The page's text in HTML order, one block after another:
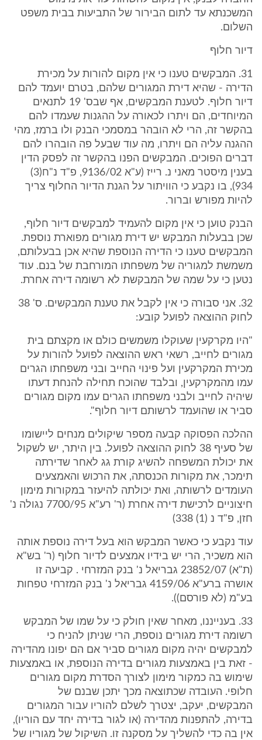
המשכנתא עד לתום הבירור של התביעות בבית משפט
השלום.
דיור חלוף
31. המבקשים טענו כי אין מקום להורות על מכירת
הדירה - שהיא דירת המגורים שלהם, בטרם יועמד להם
דיור חלוף. לטענת המבקשים, אף שבס' 19 לתנאים
המיוחדים, הם ויתרו לכאורה על ההגנות שעמדו להם
בהקשר זה, הרי לא הובהר במסמכי הבנק ולו ברמז, מהי
ההגנה עליה הם ויתרו, מה עוד שבעל פה הובהרו להם
דברים הפוכים. המבקשים הפנו בהקשר זה לפסק הדין
בענין מיסטר מאני נ. רייז (ע"א 9136/02, פ"ד נ"ח(3)
934), בו נקבע כי הוויתור על הגנת הדיור החלוף צריך
להיות מפורש וברור.
הבנק טוען כי אין מקום להעמיד למבקשים דיור חלוף,
שכן בבעלות המבקש יש דירת מגורים מפוארת נוספת.
המבקשים טענו כי הדירה הנוספת שהיא אכן בבעלותם,
משמשת למגוריה של משפחתו המורחבת של בנם. עוד
נטען כי על שמה של המבקשת לא רשומה דירה אחרת.
32. אני סבורה כי אין לקבל את טענת המבקשים. ס' 38
לחוק ההוצאה לפועל קובע:
"היו מקרקעין שעוקלו משמשים כולם או מקצתם בית
מגורים לחייב, רשאי ראש ההוצאה לפועל להורות על
מכירת המקרקעין ועל פינוי החייב ובני משפחתו הגרים
עמו מהמקרקעין, ובלבד שהוכח תחילה להנחת דעתו
שיהיה לחייב ולבני משפחתו הגרים עמו מקום מגורים
סביר או שהועמד לרשותם דיור חלוף".
ההלכה הפסוקה קבעה מספר שיקולים מנחים ליישומו
של סעיף 38 לחוק ההוצאה לפועל. בין היתר, יש לשקול
את יכולת המשפחה להשיג קורת גג לאחר שדירתה
תימכר, את מקורות הכנסתה, את הרכוש והאמצעים
העומדים לרשותה, ואת יכולתה להיעזר במקורות מימון
חיצוניים לרכישת דירה אחרת (ר' רע"א 7700/95 נגולה נ'
חזן, פ"ד נ (1) 338)
עוד נקבע כי כאשר המבקש הוא בעל דירה נוספת אותה
הוא משכיר, הרי יש בידיו אמצעים לדיור חלוף (ר' בש"א
(ת"א) 23852/07 גבריאל נ' בנק המזרחי . קביעה זו
אושרה ברע"א 4159/06 גבריאל נ' בנק המזרחי טפחות
בע"מ (לא פורסם)).
33. בענייננו, מאחר שאין חולק כי על שמו של המבקש
רשומה דירת מגורים נוספת, הרי שניתן להניח כי
למבקשים יהיה מקום מגורים סביר אם הם יפונו מהדירה
- זאת בין באמצעות מגורים בדירה הנוספת, או באמצעות
שימוש בה כמקור מימון לצורך הסדרת מקום מגורים
חלופי. העובדה שכתוצאה מכך יתכן שבנם של
המבקשים, יעקב, יצטרך לשלם להוריו עבור המגורים
בדירה, להתפנות מהדירה (או לגור בדירה יחד עם הוריו),
אין בה כדי להשליך על מסקנה זו. השיקול של מגוריו של